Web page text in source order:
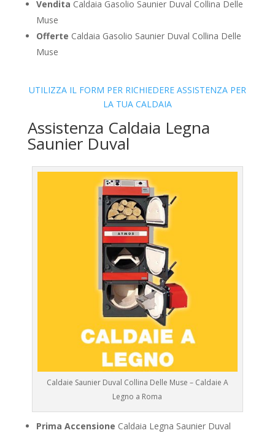
Vendita Caldaia Gasolio Saunier Duval Collina Delle
Muse
Offerte Caldaia Gasolio Saunier Duval Collina Delle
Muse
UTILIZZA IL FORM PER RICHIEDERE ASSISTENZA PER
LA TUA CALDAIA
Assistenza Caldaia Legna
Saunier Duval
Caldaie Saunier Duval Collina Delle Muse – Caldaie A
Legno a Roma
Prima Accensione Caldaia Legna Saunier Duval